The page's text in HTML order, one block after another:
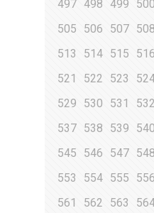
497 498 499 500
505
506 507 508
513
514 515 516
521
522 523
529
530 531 532
537 538 539 540
545
546 547 548
553
554 555 556
561
562 563